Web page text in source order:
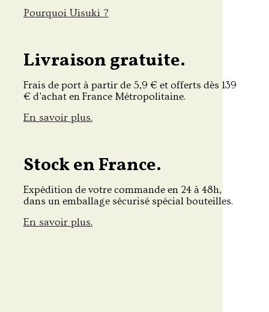
Pourquoi Uisuki ?
Livraison gratuite.
Frais de port à partir de 5,9 € et offerts dès 139
€ d'achat en France Métropolitaine.
En savoir plus.
Stock en France.
Expédition de votre commande en 24 à 48h,
dans un emballage sécurisé spécial bouteilles.
En savoir plus.